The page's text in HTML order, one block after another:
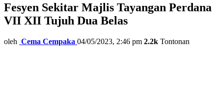
Fesyen Sekitar Majlis Tayangan Perdana
VII XII Tujuh Dua Belas
oleh Cema Cempaka 04/05/2023, 2:46 pm 2.2k Tontonan